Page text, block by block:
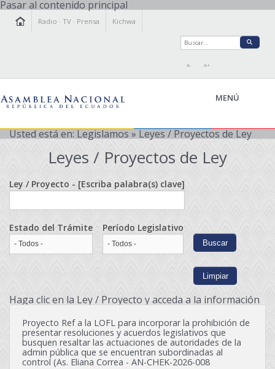
Pasar al contenido principal
Radio ·TV · Prensa Kichwa
A- A+
MENÚ
LEGISLAMOS
TRANSPARENCIA
PRENSA
PARTICIPACIÓN
Usted está en: Legislamos » Leyes / Proyectos de Ley
Leyes / Proyectos de Ley
Ley / Proyecto - [Escriba palabra(s) clave]
Estado del Trámite Período Legislativo
Haga clic en la Ley / Proyecto y acceda a la información
Proyecto Ref a la LOFL para incorporar la prohibición de
presentar resoluciones y acuerdos legislativos que
busquen resaltar las actuaciones de autoridades de la
admin pública que se encuentran subordinadas al
control (As. Eliana Correa - AN-CHEK-2026-008